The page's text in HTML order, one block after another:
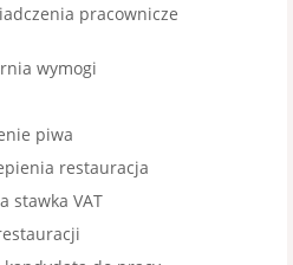
pracownicze
wymogi
piwa
restauracja
stawka VAT